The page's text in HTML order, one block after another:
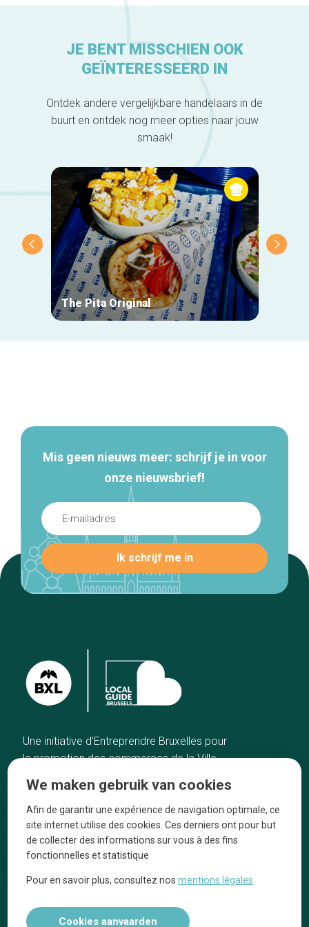
JE BENT MISSCHIEN OOK
GEÏNTERESSEERD IN
Ontdek andere vergelijkbare handelaars in de
buurt en ontdek nog meer opties naar jouw
smaak!
The Pita Original
Mis geen nieuws meer: schrijf je in voor
onze nieuwsbrief!
Une initiative d’Entreprendre Bruxelles pour
la promotion des commerces de la Ville
Home
De beste adressen
Blog
Winkelwijken
Tops 10
De ambachtslieden
Over ons
Ze praten over ons!
kennisgevingen
We maken gebruik van cookies
Afin de garantir une expérience de navigation optimale, ce
site internet utilise des cookies. Ces derniers ont pour but
de collecter des informations sur vous à des fins
fonctionnelles et statistique
Pour en savoir plus, consultez nosmentions légales
Cookies aanvaarden